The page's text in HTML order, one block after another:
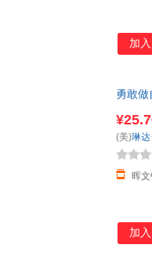
加
勇敢做
晖
(美)琳达
加